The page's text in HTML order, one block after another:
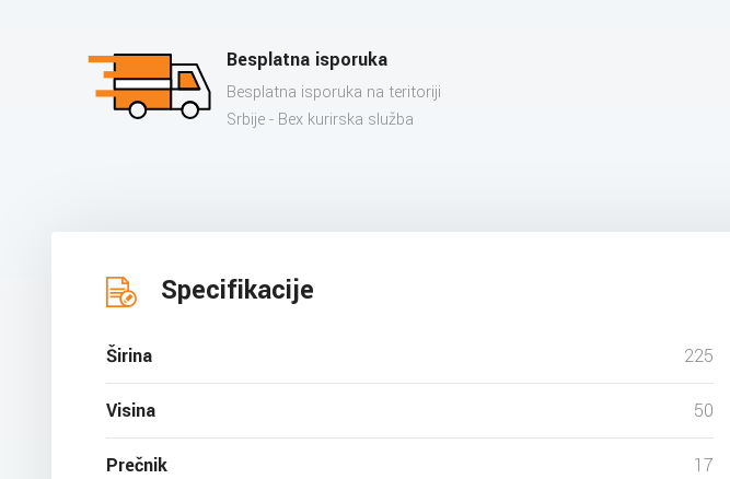
Besplatna isporuka
Besplatna isporuka na teritoriji
Srbije - Bex kurirska služba
Specifikacije
Širina 225
Visina 50
Prečnik 17